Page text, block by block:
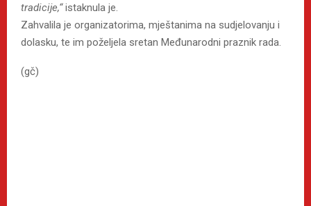
tradicije,“istaknula je.
Zahvalila je organizatorima, mještanima na sudjelovanju i
dolasku, te im poželjela sretan Međunarodni praznik rada.
(gč)